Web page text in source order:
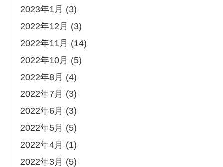
2023年1月 (3)
2022年12月 (3)
2022年11月 (14)
2022年10月 (5)
2022年8月 (4)
2022年7月 (3)
2022年6月 (3)
2022年5月 (5)
2022年4月 (1)
2022年3月 (5)